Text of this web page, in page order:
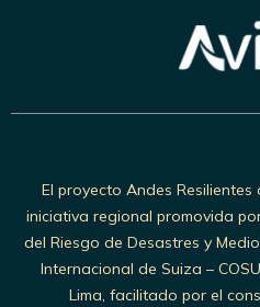
El proyecto Andes Resilientes
iniciativa regional promovida
del Riesgo de Desastres y
Internacional de Suiza –
Lima, facilitado por el